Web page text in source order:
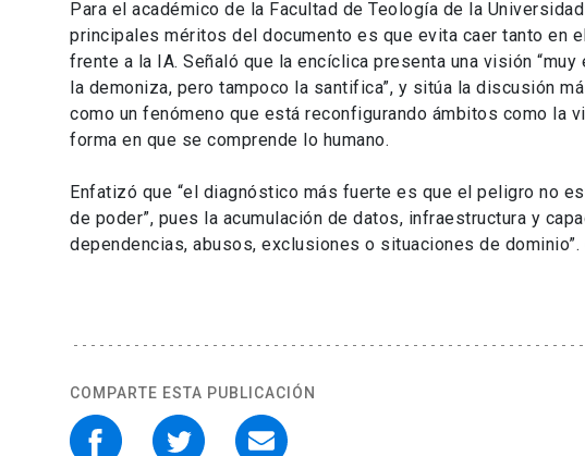
Para el académico de la Facultad de Teología de la
principales méritos del documento es que evita caer tanto en
frente a la IA. Señaló que la encíclica presenta una visión
la demoniza, pero tampoco la santifica”, y sitúa la discusión
como un fenómeno que está reconfigurando ámbitos como la
forma en que se comprende lo humano.
Enfatizó que “el diagnóstico más fuerte es que el peligro no
de poder”, pues la acumulación de datos, infraestructura y
dependencias, abusos, exclusiones o situaciones de dominio”.
COMPARTE ESTA PUBLICACIÓN